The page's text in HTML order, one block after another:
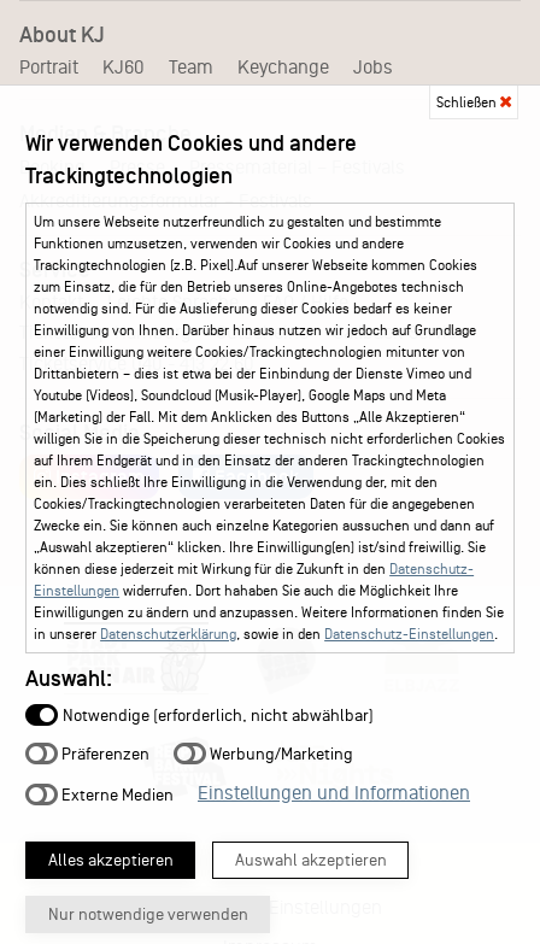
About KJ
Portrait KJ60 Team Keychange Jobs
Medien & Branche
Booking Presse
Pressematerial – Festivals
Akkreditierungsformular – Festivals
Service
Kontakt Leichte Sprache
FAQ / Hilfe
Ticketshop Hamburg
Gutscheine
Callback-Service
Ticketservice 040 - 413 22 60
Social Media
Instagram Facebook
Datenschutz-Einstellungen
Schließen
Wir verwenden Cookies und andere
Trackingtechnologien
Um unsere Webseite nutzerfreundlich zu gestalten und bestimmte
Funktionen umzusetzen, verwenden wir Cookies und andere
Trackingtechnologien (z.B. Pixel).Auf unserer Webseite kommen Cookies
zum Einsatz, die für den Betrieb unseres Online-Angebotes technisch
notwendig sind. Für die Auslieferung dieser Cookies bedarf es keiner
Einwilligung von Ihnen. Darüber hinaus nutzen wir jedoch auf Grundlage
einer Einwilligung weitere Cookies/Trackingtechnologien mitunter von
Drittanbietern – dies ist etwa bei der Einbindung der Dienste Vimeo und
Youtube (Videos), Soundcloud (Musik-Player), Google Maps und Meta
(Marketing) der Fall. Mit dem Anklicken des Buttons „Alle Akzeptieren“
willigen Sie in die Speicherung dieser technisch nicht erforderlichen Cookies
auf Ihrem Endgerät und in den Einsatz der anderen Trackingtechnologien
ein. Dies schließt Ihre Einwilligung in die Verwendung der, mit den
Cookies/Trackingtechnologien verarbeiteten Daten für die angegebenen
Zwecke ein. Sie können auch einzelne Kategorien aussuchen und dann auf
„Auswahl akzeptieren“ klicken. Ihre Einwilligung(en) ist/sind freiwillig. Sie
können diese jederzeit mit Wirkung für die Zukunft in den Datenschutz-
Einstellungen widerrufen. Dort hahaben Sie auch die Möglichkeit Ihre
Einwilligungen zu ändern und anzupassen. Weitere Informationen finden Sie
in unserer Datenschutzerklärung, sowie in den Datenschutz-Einstellungen.
Auswahl:
Notwendige (erforderlich, nicht abwählbar)
Präferenzen Werbung/Marketing
Externe Medien Einstellungen und Informationen
Alles akzeptieren Auswahl akzeptieren
Nur notwendige verwenden